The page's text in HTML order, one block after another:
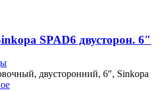
SPAD6 двусторон. 6″
двусторонний, 6″, Sinkopa